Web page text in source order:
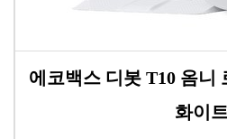
에코백스 디봇 T10 옴니
화이